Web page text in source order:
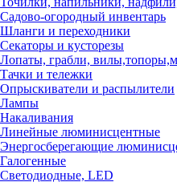
Садово-огородный инвентарь
Шланги и переходники
Секаторы и кусторезы
Лопаты, грабли,
Тачки и тележки
Опрыскиватели и распылители
Лампы
Накаливания
Линейные люминисцентные
Энергосберегающие
Галогенные
Светодиодные, LED